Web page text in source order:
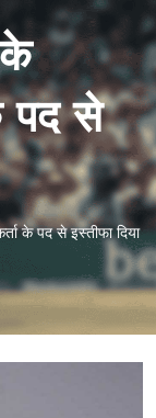
पद से
के पद से इस्तीफा दिया